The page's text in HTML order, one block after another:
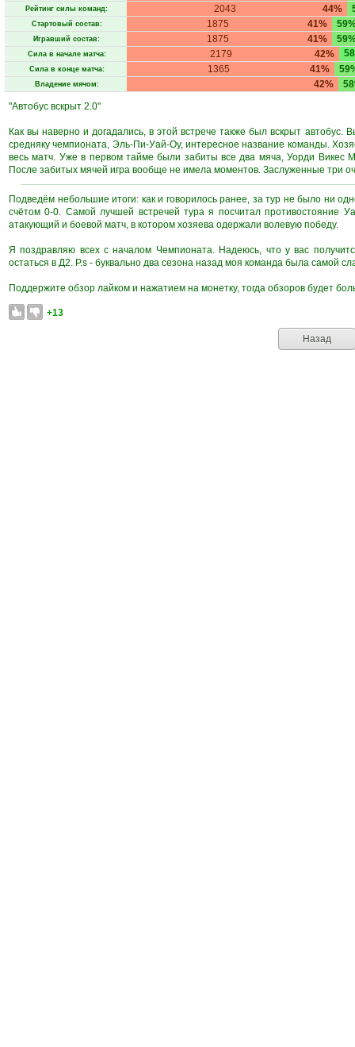
Рейтинг силы команд: 44%
2043
Стартовый состав: 41%
1875
Игравший состав: 41%
1875
Сила в начале матча: 42%
2179
Сила в конце матча: 41%
1365
Владение мячом: 42%
"Автобус вскрыт 2.0"
Как вы наверно и догадались, в этой встрече также был вскрыт
средняку чемпионата, Эль-Пи-Уай-Оу, интересное название команды.
весь матч. Уже в первом тайме были забиты все два мяча, Уорди Викес
После забитых мячей игра вообще не имела моментов. Заслуженные три
Подведём небольшие итоги: как и говорилось ранее, за тур не было ни
счётом 0-0. Самой лучшей встречей тура я посчитал противостояние
атакующий и боевой матч, в котором хозяева одержали волевую победу.
Я поздравляю всех с началом Чемпионата. Надеюсь, что у вас
остаться в Д2. P.s - буквально два сезона назад моя команда была самой
Поддержите обзор лайком и нажатием на монетку, тогда обзоров будет
+13
Назад